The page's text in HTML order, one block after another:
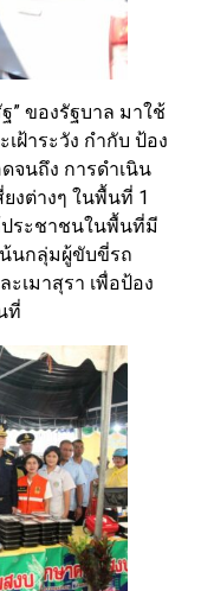
” ของรัฐบาล มาใช้
ฝ้าระวัง กำกับ ป้อง
จนถึง การดำเนิน
งต่างๆ ในพื้นที่ 1
ระชาชนในพื้นที่มี
นกลุ่มผู้ขับขี่รถ
เมาสุรา เพื่อป้อง
ที่